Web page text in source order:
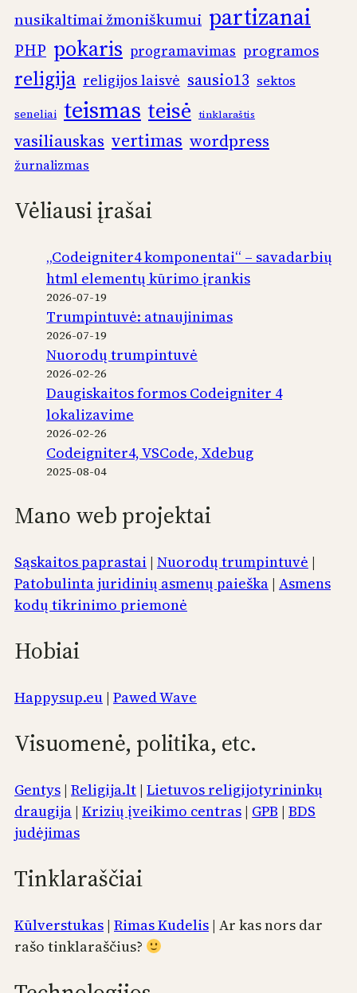
nusikaltimai žmoniškumui partizanai
PHP pokaris programavimas programos
religija religijos laisvė sausio13 sektos
seneliai teismas teisė tinklaraštis
vasiliauskas vertimas wordpress
žurnalizmas
Vėliausi įrašai
„Codeigniter4 komponentai“ – savadarbių
html elementų kūrimo įrankis
2026-07-19
Trumpintuvė: atnaujinimas
2026-07-19
Nuorodų trumpintuvė
2026-02-26
Daugiskaitos formos Codeigniter 4
lokalizavime
2026-02-26
Codeigniter4, VSCode, Xdebug
2025-08-04
Mano web projektai
Sąskaitos paprastai | Nuorodų trumpintuvė |
Patobulinta juridinių asmenų paieška | Asmens
kodų tikrinimo priemonė
Hobiai
Happysup.eu | Pawed Wave
Visuomenė, politika, etc.
Gentys | Religija.lt | Lietuvos religijotyrininkų
draugija | Krizių įveikimo centras | GPB | BDS
judėjimas
Tinklaraščiai
Kūlverstukas | Rimas Kudelis | Ar kas nors dar
rašo tinklaraščius?